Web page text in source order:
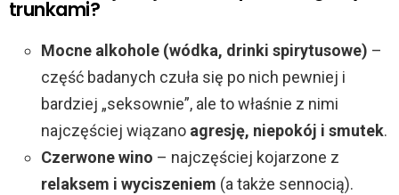
trunkami?
Mocne alkohole (wódka, drinki spirytusowe) –
część badanych czuła się po nich pewniej i
bardziej „seksownie”, ale to właśnie z nimi
najczęściej wiązano agresję, niepokój i smutek.
Czerwone wino – najczęściej kojarzone z
relaksem i wyciszeniem (a także sennocią).